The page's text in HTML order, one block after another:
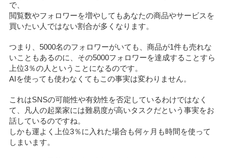
で、
閲覧数やフォロワーを増やしてもあなたの商品やサービスを
買いたい人ではない割合が多くなります。
つまり、5000名のフォロワーがいても、商品が1件も売れな
いこともあるのに、その5000フォロワーを達成することすら
上位3％の人ということになるのです。
AIを使っても使わなくてもこの事実は変わりません。
これはSNSの可能性や有効性を否定しているわけではなく
て、凡人の起業家には難易度が高いタスクだという事実をお
話しているのですね。
しかも運よく上位3％に入れた場合も何ヶ月も時間を使って
しまいます。